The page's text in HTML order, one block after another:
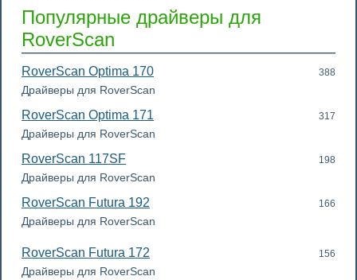
Популярные драйверы для
RoverScan
RoverScan Optima 170 388
Драйверы для RoverScan
RoverScan Optima 171 317
Драйверы для RoverScan
RoverScan 117SF 198
Драйверы для RoverScan
RoverScan Futura 192 166
Драйверы для RoverScan
RoverScan Futura 172 156
Драйверы для RoverScan